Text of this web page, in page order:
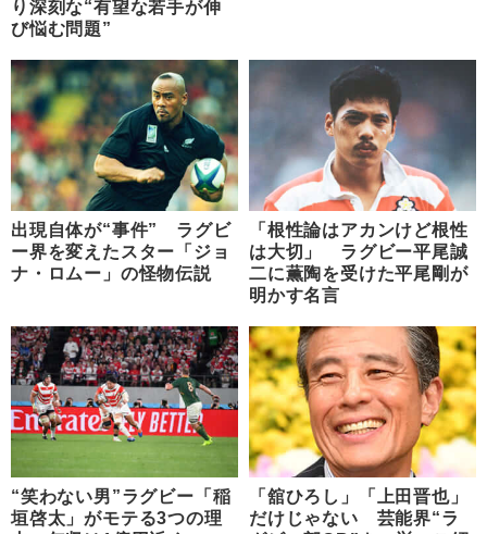
り深刻な“有望な若手が伸
び悩む問題”
出現自体が“事件” ラグビ
ー界を変えたスター「ジョ
ナ・ロムー」の怪物伝説
「根性論はアカンけど根性
は大切」 ラグビー平尾誠
二に薫陶を受けた平尾剛が
明かす名言
“笑わない男”ラグビー「稲
垣啓太」がモテる3つの理
「舘ひろし」「上田晋也」
だけじゃない 芸能界“ラ